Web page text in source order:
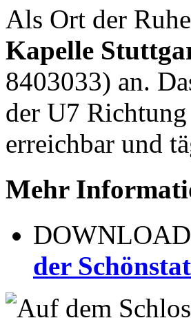
Als Ort der
Kapelle
8403033) an.
der U7
erreichbar und
Mehr
der